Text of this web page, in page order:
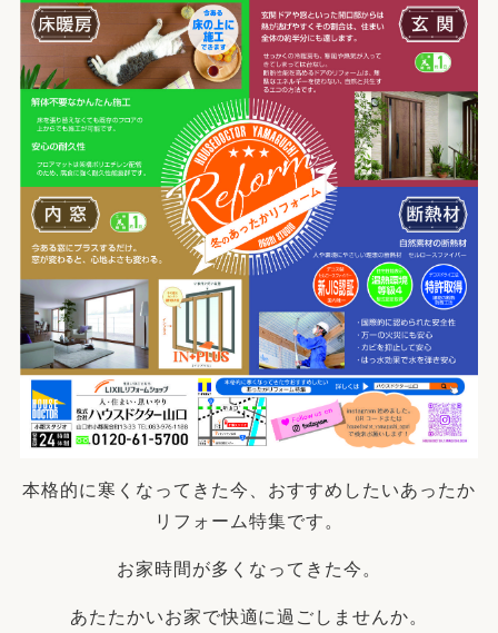
本格的に寒くなってきた今、おすすめしたいあったか
リフォーム特集です。
お家時間が多くなってきた今。
あたたかいお家で快適に過ごしませんか。